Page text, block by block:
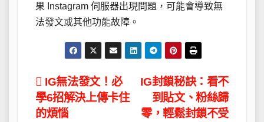
果 Instagram 伺服器出現問題，可能會導致無
法發文或其他功能故障。
文
章
IG封鎖秘訣：看不
到貼文、粉絲歸
零，輕鬆封鎖不受
IG無法發文！必
學6招解決上傳卡住
的煩惱